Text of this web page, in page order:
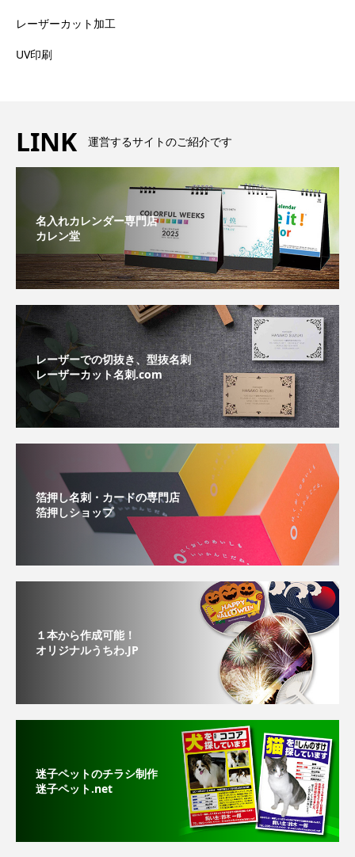
レーザーカット加工
UV印刷
LINK 運営するサイトのご紹介です
名入れカレンダー専門店
カレン堂
レーザーでの切抜き、型抜名刺
レーザーカット名刺.com
箔押し名刺・カードの専門店
箔押しショップ
１本から作成可能！
オリジナルうちわ.JP
迷子ペットのチラシ制作
迷子ペット.net